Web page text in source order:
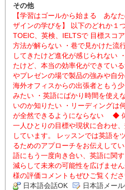
その他
【学習はゴールから始まる あな
ザインの学びを】 以下のどれか１
TOEIC、英検、IELTSで 目標スコ
方法が解らない ・巷で見かけた流
してきたけど進化が感じられない
たけど、本当の効率化ができてい
やプレゼンの場で製品の強みや自
海外オフィスからの出張者ともう
みたい ・英語にばかり時間を使え
いのか知りたい ・リーディングは
が全然できるようにならない ◆
一人ひとりの目標や現状に合わせ
しています。 レッスンでは英語を
るためのアプローチをお伝えして
語にもう一度向き合い、英語に関
減らして未来の可能性を広げませ
様の評価コメントもぜひご覧くだ
日本語会話OK
日本語メー